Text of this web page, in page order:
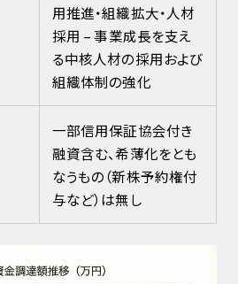
用推進・組織拡大・人材
採用 – 事業成長を支え
る中核人材の採用および
組織体制の強化
一部信用保証協会付き
融資含む、希薄化をとも
なうもの（新株予約権付
与など）は無し